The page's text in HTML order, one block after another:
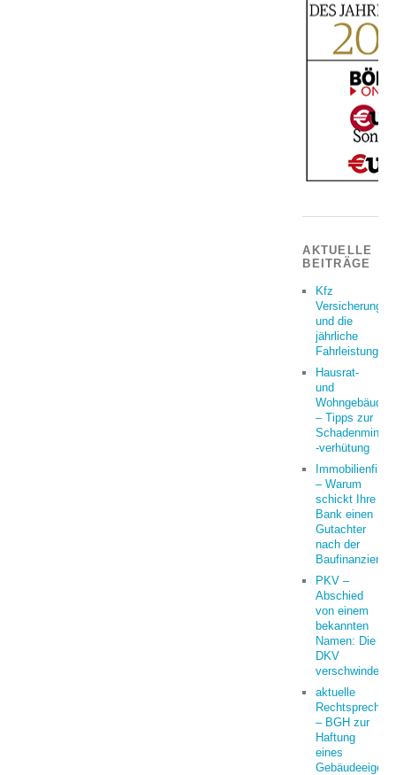
AKTUELLE
BEITRÄGE
Kfz
Versicherung
und die
jährliche
Fahrleistung
Hausrat-
und
– Tipps zur
-verhütung
– Warum
schickt Ihre
Bank einen
Gutachter
nach der
PKV –
Abschied
von einem
bekannten
Namen: Die
DKV
verschwindet
aktuelle
– BGH zur
Haftung
eines